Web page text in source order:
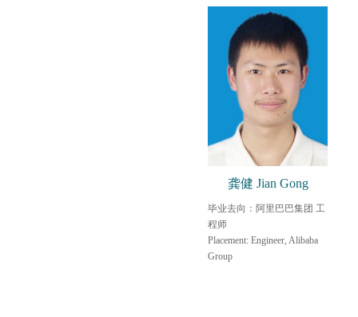
龚健 Jian Gong
毕业去向：阿里巴巴集团 工
程师
Placement: Engineer, Alibaba
Group